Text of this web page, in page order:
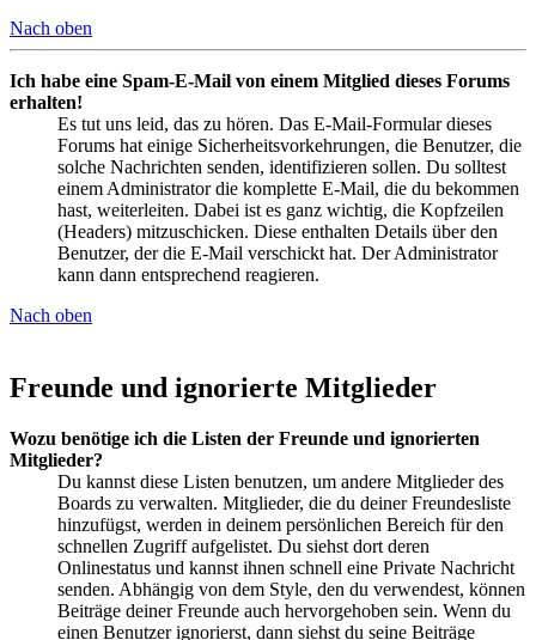
Nach oben
Ich habe eine Spam-E-Mail von einem Mitglied dieses Forums
erhalten!
Es tut uns leid, das zu hören. Das E-Mail-Formular dieses
Forums hat einige Sicherheitsvorkehrungen, die Benutzer, die
solche Nachrichten senden, identifizieren sollen. Du solltest
einem Administrator die komplette E-Mail, die du bekommen
hast, weiterleiten. Dabei ist es ganz wichtig, die Kopfzeilen
(Headers) mitzuschicken. Diese enthalten Details über den
Benutzer, der die E-Mail verschickt hat. Der Administrator
kann dann entsprechend reagieren.
Nach oben
Freunde und ignorierte Mitglieder
Wozu benötige ich die Listen der Freunde und ignorierten
Mitglieder?
Du kannst diese Listen benutzen, um andere Mitglieder des
Boards zu verwalten. Mitglieder, die du deiner Freundesliste
hinzufügst, werden in deinem persönlichen Bereich für den
schnellen Zugriff aufgelistet. Du siehst dort deren
Onlinestatus und kannst ihnen schnell eine Private Nachricht
senden. Abhängig von dem Style, den du verwendest, können
Beiträge deiner Freunde auch hervorgehoben sein. Wenn du
einen Benutzer ignorierst, dann siehst du seine Beiträge